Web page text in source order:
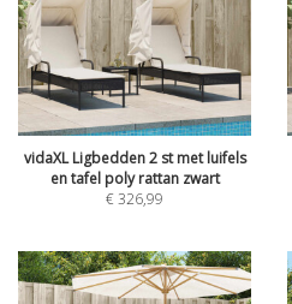
vidaXL Ligbedden 2 st met luifels
en tafel poly rattan zwart
€326,99